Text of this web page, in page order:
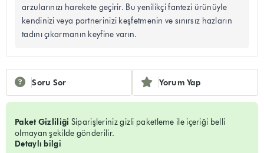
Soru Sor Yorum Yap
Paket Gizliliği Siparişleriniz gizli paketleme ile içeriği belli
olmayan şekilde gönderilir.
Detaylı bilgi
arzularınızı harekete geçirir. Bu yenilikçi fantezi ürünüyle
kendinizi veya partnerinizi keşfetmenin ve sınırsız hazların
tadını çıkarmanın keyfine varın.